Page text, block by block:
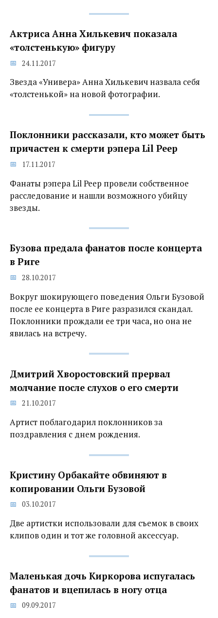
Актриса Анна Хилькевич показала
«толстенькую» фигуру
24.11.2017
Звезда «Универа» Анна Хилькевич назвала себя
«толстенькой» на новой фотографии.
Поклонники рассказали, кто может быть
причастен к смерти рэпера Lil Peep
17.11.2017
Фанаты рэпера Lil Peep провели собственное
расследование и нашли возможного убийцу
звезды.
Бузова предала фанатов после концерта
в Риге
28.10.2017
Вокруг шокирующего поведения Ольги Бузовой
после ее концерта в Риге разразился скандал.
Поклонники прождали ее три часа, но она не
явилась на встречу.
Дмитрий Хворостовский прервал
молчание после слухов о его смерти‍
21.10.2017
Артист поблагодарил поклонников за
поздравления с днем рождения.
Кристину Орбакайте обвиняют в
копировании Ольги Бузовой‍
03.10.2017
Две артистки использовали для съемок в своих
клипов один и тот же головной аксессуар.
Маленькая дочь Киркорова испугалась
фанатов и вцепилась в ногу отца‍
09.09.2017